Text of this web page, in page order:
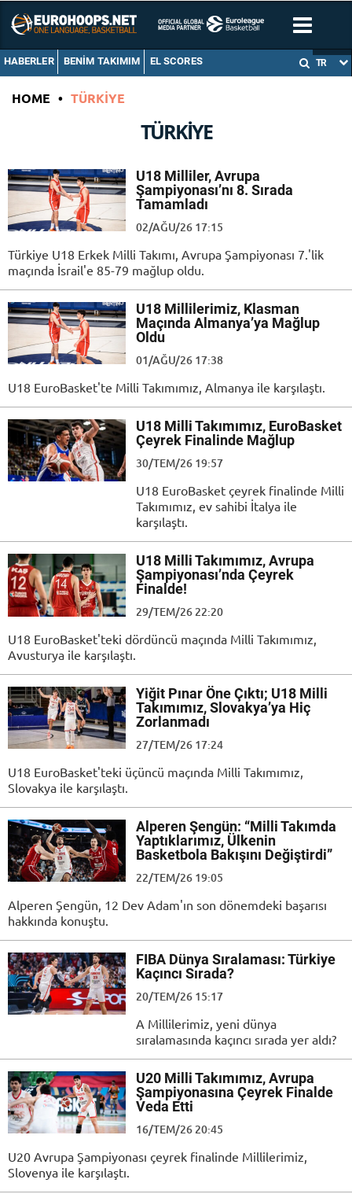
HABERLER BENIM TAKIMIM EL SCORES TR
HOME • TÜRKIYE
TÜRKIYE
U18 Milliler, Avrupa
Şampiyonası’nı 8. Sırada
Tamamladı
02/AĞU/26 17:15
Türkiye U18 Erkek Milli Takımı, Avrupa Şampiyonası 7.'lik
maçında İsrail'e 85-79 mağlup oldu.
U18 Millilerimiz, Klasman
Maçında Almanya’ya Mağlup
Oldu
01/AĞU/26 17:38
U18 EuroBasket'te Milli Takımımız, Almanya ile karşılaştı.
U18 Milli Takımımız, EuroBasket
Çeyrek Finalinde Mağlup
30/TEM/26 19:57
U18 EuroBasket çeyrek finalinde Milli
Takımımız, ev sahibi İtalya ile
karşılaştı.
U18 Milli Takımımız, Avrupa
Şampiyonası’nda Çeyrek
Finalde!
29/TEM/26 22:20
U18 EuroBasket'teki dördüncü maçında Milli Takımımız,
Avusturya ile karşılaştı.
Yiğit Pınar Öne Çıktı; U18 Milli
Takımımız, Slovakya’ya Hiç
Zorlanmadı
27/TEM/26 17:24
U18 EuroBasket'teki üçüncü maçında Milli Takımımız,
Slovakya ile karşılaştı.
Alperen Şengün: “Milli Takımda
Yaptıklarımız, Ülkenin
Basketbola Bakışını Değiştirdi”
22/TEM/26 19:05
Alperen Şengün, 12 Dev Adam'ın son dönemdeki başarısı
hakkında konuştu.
FIBA Dünya Sıralaması: Türkiye
Kaçıncı Sırada?
20/TEM/26 15:17
A Millilerimiz, yeni dünya
sıralamasında kaçıncı sırada yer aldı?
U20 Milli Takımımız, Avrupa
Şampiyonasına Çeyrek Finalde
Veda Etti
16/TEM/26 20:45
U20 Avrupa Şampiyonası çeyrek finalinde Millilerimiz,
Slovenya ile karşılaştı.